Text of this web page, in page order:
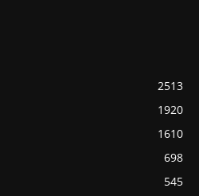
2513
1920
1610
698
545